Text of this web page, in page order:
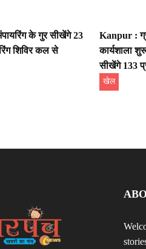
के गुर सीखेंगे 23
शिविर कल से
Kanpur :
कार्यशाला
सीखेंगे 133
खेल